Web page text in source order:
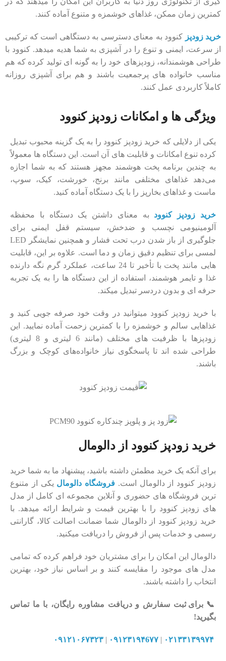
کمترین زمان ممکن، غذاهای خوشمزه و متنوع آماده کنند.
خرید زودپز کنوود به معنای دسترسی به دستگاهی است که ترکیبی
از سرعت، ایمنی و تنوع را در آشپزی به شما هدیه میدهد. کنوود با
طراحی هوشمندانه، زودپزهای خود را به گونه ‌ای تولید کرده که هم
مناسب خانواده ‌های پرجمعیت باشند و هم برای آشپزی روزانه
کاملاً کاربردی عمل کنند.
ویژگی ‌ها و امکانات زودپز کنوود
یکی از دلایلی که خرید زودپز کنوود را به یک گزینه محبوب تبدیل
کرده تنوع امکانات و قابلیت ‌های آن است. این دستگاه ‌ها معمولاً
به چندین برنامه پخت هوشمند مجهز هستند که به شما اجازه
می‌دهد غذاهای مختلفی مانند برنج، خورشت، کیک، سوپ،
ماست و غذاهای بخارپز را با یک دستگاه آماده کنید.
خرید زودپز کنوود
به معنای داشتن یک دستگاه با محفظه
آلومینیومی نچسب و ضدخش، سیستم قفل ایمنی برای
جلوگیری از باز شدن درب تحت فشار و همچنین نمایشگر LED
لمسی برای تنظیم دقیق زمان و دما است. علاوه بر این، قابلیت
‌هایی مانند پخت با تأخیر تا 24 ساعت، عملکرد گرم نگه ‌دارنده
غذا و تایمر هوشمند، استفاده از این دستگاه‌ ها را به یک تجربه
حرفه ‌ای و بدون دردسر تبدیل میکند.
با خرید زودپز کنوود میتوانید در وقت خود صرفه‌ جویی کنید و
غذاهایی سالم و خوشمزه را با کمترین زحمت آماده نمایید. این
زودپزها با ظرفیت ‌های مختلف (مانند 6 لیتری و 8 لیتری)
طراحی شده ‌اند تا پاسخگوی نیاز خانواده‌های کوچک و بزرگ
باشند.
خرید زودپز کنوود از دالومال
برای آنکه یک خرید مطمئن داشته باشید، پیشنهاد ما به شما خرید
زودپز کنوود از دالومال است. فروشگاه دالومال یکی از متنوع
ترین فروشگاه‌ های حضوری و آنلاین مجموعه ‌ای کامل از مدل‌
های زودپز کنوود را با بهترین قیمت و شرایط ارائه میدهد. با
خرید زودپز کنوود از دالومال شما ضمانت اصالت کالا، گارانتی
رسمی و خدمات پس از فروش را دریافت میکنید.
دالومال این امکان را برای مشتریان خود فراهم کرده که تمامی
مدل ‌های موجود را مقایسه کنند و بر اساس نیاز خود، بهترین
انتخاب را داشته باشند.
📞 برای ثبت سفارش و دریافت مشاوره رایگان، با ما تماس
بگیرید!
۰۲۱۳۳۱۳۹۹۷۴ | ۰۹۱۲۳۱۹۴6۷۷ | ۰۹۱۲۱۰۶۷۳۲۳